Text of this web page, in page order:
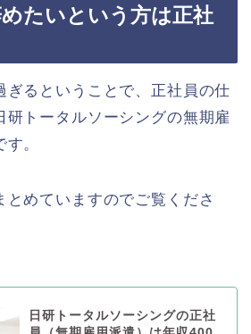
たいという方は正社
ぎるということで、正社員の仕
研トータルソーシングの無期雇
。
とめていますのでご覧くださ
日研トータルソーシングの正社